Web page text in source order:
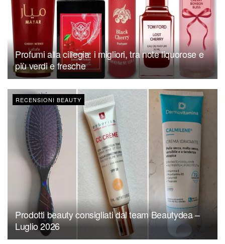
Profumi alla ciliegia: i migliori, tra note liquorose e
più verdi e fresche
RECENSIONI BEAUTY
Prodotti beauty consigliati dal team Beautydea –
Luglio 2026